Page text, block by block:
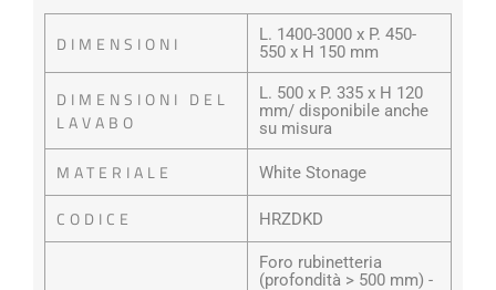
DIMENSIONI
L. 1400-3000 x P. 450-
550 x H 150 mm
DIMENSIONI DEL
LAVABO
L. 500 x P. 335 x H 120
mm/ disponibile anche
su misura
MATERIALE White Stonage
CODICE HRZDKD
Foro rubinetteria
(profondità > 500 mm) -